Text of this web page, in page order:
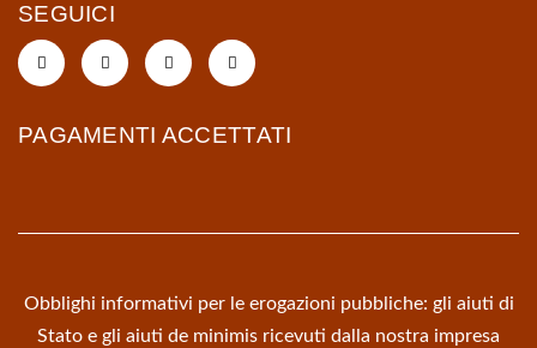
SEGUICI
PAGAMENTI ACCETTATI
Obblighi informativi per le erogazioni pubbliche: gli aiuti di
Stato e gli aiuti de minimis ricevuti dalla nostra impresa